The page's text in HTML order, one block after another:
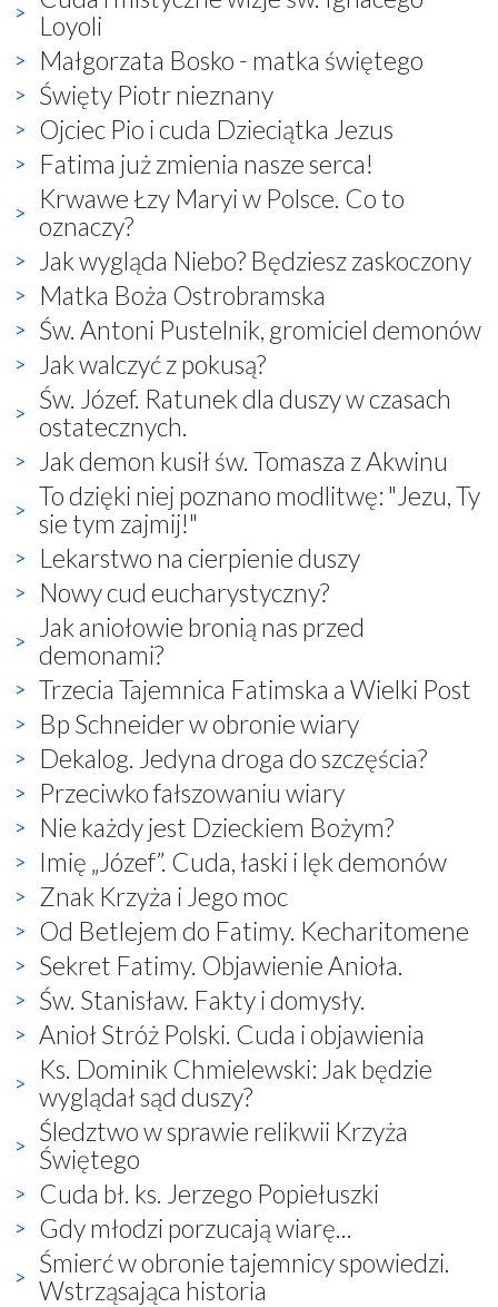
Loyoli
Małgorzata Bosko - matka świętego
Święty Piotr nieznany
Ojciec Pio i cuda Dzieciątka Jezus
Fatima już zmienia nasze serca!
Krwawe Łzy Maryi w Polsce. Co to
oznaczy?
Jak wygląda Niebo? Będziesz zaskoczony
Matka Boża Ostrobramska
Św. Antoni Pustelnik, gromiciel demonów
Jak walczyć z pokusą?
Św. Józef. Ratunek dla duszy w czasach
ostatecznych.
Jak demon kusił św. Tomasza z Akwinu
To dzięki niej poznano modlitwę: "Jezu, Ty
sie tym zajmij!"
Lekarstwo na cierpienie duszy
Nowy cud eucharystyczny?
Jak aniołowie bronią nas przed
demonami?
Trzecia Tajemnica Fatimska a Wielki Post
Bp Schneider w obronie wiary
Dekalog. Jedyna droga do szczęścia?
Przeciwko fałszowaniu wiary
Nie każdy jest Dzieckiem Bożym?
Imię „Józef”. Cuda, łaski i lęk demonów
Znak Krzyża i Jego moc
Od Betlejem do Fatimy. Kecharitomene
Sekret Fatimy. Objawienie Anioła.
Św. Stanisław. Fakty i domysły.
Anioł Stróż Polski. Cuda i objawienia
Ks. Dominik Chmielewski: Jak będzie
wyglądał sąd duszy?
Śledztwo w sprawie relikwii Krzyża
Świętego
Cuda bł. ks. Jerzego Popiełuszki
Gdy młodzi porzucają wiarę...
Śmierć w obronie tajemnicy spowiedzi.
Wstrząsająca historia